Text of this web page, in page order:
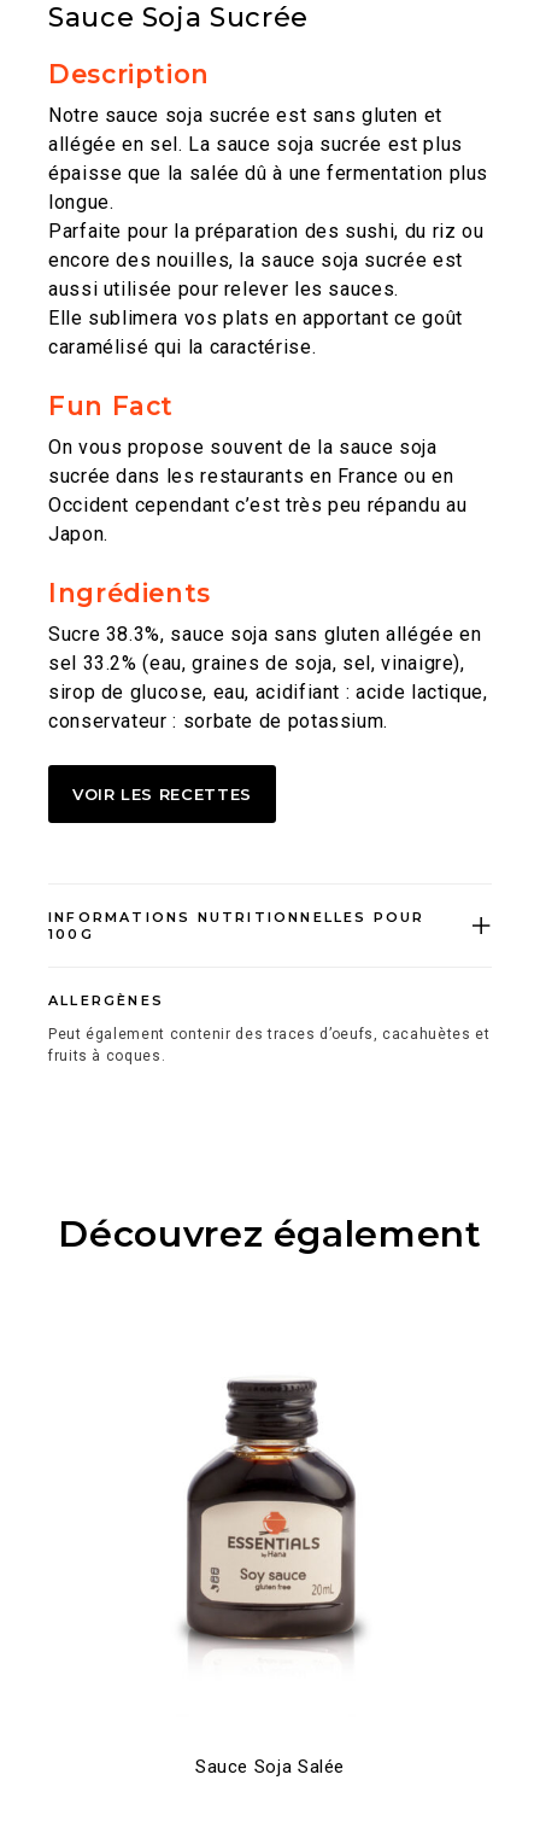
Sauce Soja Sucrée
Description
Notre sauce soja sucrée est sans gluten et
allégée en sel. La sauce soja sucrée est plus
épaisse que la salée dû à une fermentation plus
longue.
Parfaite pour la préparation des sushi, du riz ou
encore des nouilles, la sauce soja sucrée est
aussi utilisée pour relever les sauces.
Elle sublimera vos plats en apportant ce goût
caramélisé qui la caractérise.
Fun Fact
On vous propose souvent de la sauce soja
sucrée dans les restaurants en France ou en
Occident cependant c’est très peu répandu au
Japon.
Ingrédients
Sucre 38.3%, sauce soja sans gluten allégée en
sel 33.2% (eau, graines de soja, sel, vinaigre),
sirop de glucose, eau, acidifiant : acide lactique,
conservateur : sorbate de potassium.
VOIR LES RECETTES
INFORMATIONS NUTRITIONNELLES POUR
100G
ALLERGÈNES
Peut également contenir des traces d’oeufs, cacahuètes et
fruits à coques.
Découvrez également
Sauce Soja Salée